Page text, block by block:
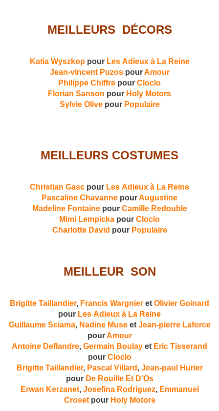
MEILLEURS DÉCORS
Katia Wyszkoppour Les Adieux à La Reine
Jean-vincent PuzospourAmour
Philippe Chiffre pour Cloclo
Florian Sanson pour Holy Motors
Sylvie Olivepour Populaire
MEILLEURS COSTUMES
Christian Gasc pour Les Adieux à La Reine
Pascaline Chavanne pourAugustine
Madeline Fontainepour Camille Redouble
Mimi Lempicka pour Cloclo
Charlotte David pour Populaire
MEILLEUR SON
Brigitte Taillandier, Francis Wargnier et Olivier Goinard
pour Les Adieux à La Reine
Guillaume Sciama, Nadine Museet Jean-pierre Laforce
pourAmour
Antoine Deflandre, Germain Boulay et Eric Tisserand
pour Cloclo
Brigitte Taillandier, Pascal Villard , Jean-paul Hurier
pour De Rouille Et D'Os
Erwan Kerzanet, Josefina Rodriguez, Emmanuel
Crosetpour Holy Motors